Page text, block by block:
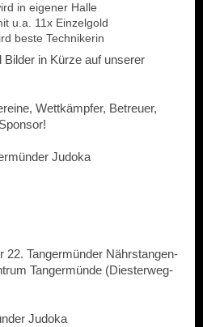
in eigener Halle
u.a. 11x Einzelgold
beste Technikerin
Bilder in Kürze auf unserer
Wettkämpfer, Betreuer,
Judoka
22. Tangermünder Nährstangen-
Tangermünde (Diesterweg-
Judoka